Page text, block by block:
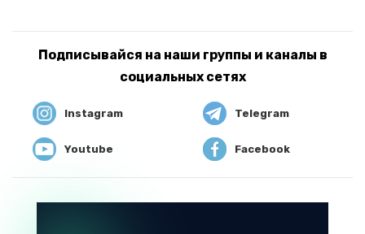
Подписывайся на наши группы и каналы в
социальных сетях
Instagram Telegram
Youtube Facebook